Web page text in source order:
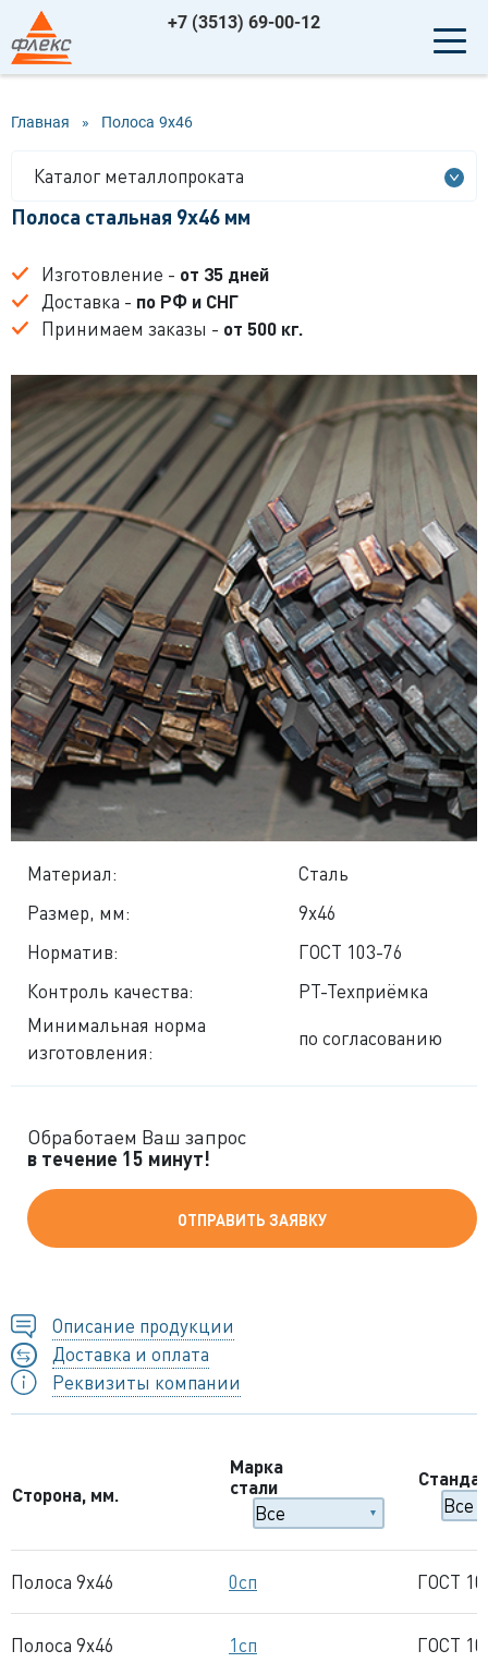
+7 (3513) 69-00-12
Главная » Полоса 9x46
Каталог металлопроката
Полоса стальная 9x46 мм
Изготовление - от 35 дней
Доставка - по РФ и СНГ
Принимаем заказы - от 500 кг.
Материал:
Сталь
Размер, мм:
9x46
Норматив:
ГОСТ 103-76
Контроль качества:
РТ-Техприёмка
Минимальная норма
изготовления:
по согласованию
Обработаем Ваш запрос
в течение 15 минут!
ОТПРАВИТЬ ЗАЯВКУ
Описание продукции
Доставка и оплата
Реквизиты компании
Сторона, мм.
Марка
стали
Полоса 9x46 0сп ГОСТ
Полоса 9x46 1сп ГОСТ